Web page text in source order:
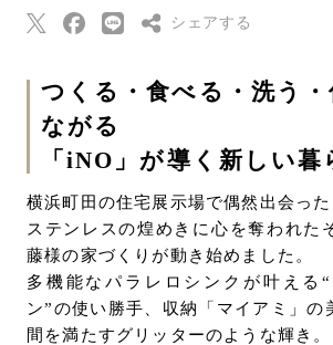
オンラインストア
お知らせ
カタログを見る
よくあるご質問
お問い合わせ
サポート
シェアする
Threads
はてなブックマー
Eメールで送信
URLをコピー
つくる・食べる・洗う・
ながる
「iNO」が導く新しい暮
横浜町田の住宅展示場で偶然出会った
ステンレスの煌めきに心を奪われた
藤様の家づくりが動き始めました。
多機能なパラレロシンクが叶える
ン”の使い勝手、収納「マイアミ」の
間を満たすグリッターのような輝き。